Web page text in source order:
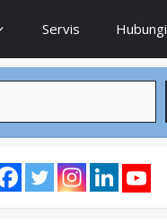
Servis Hubungi